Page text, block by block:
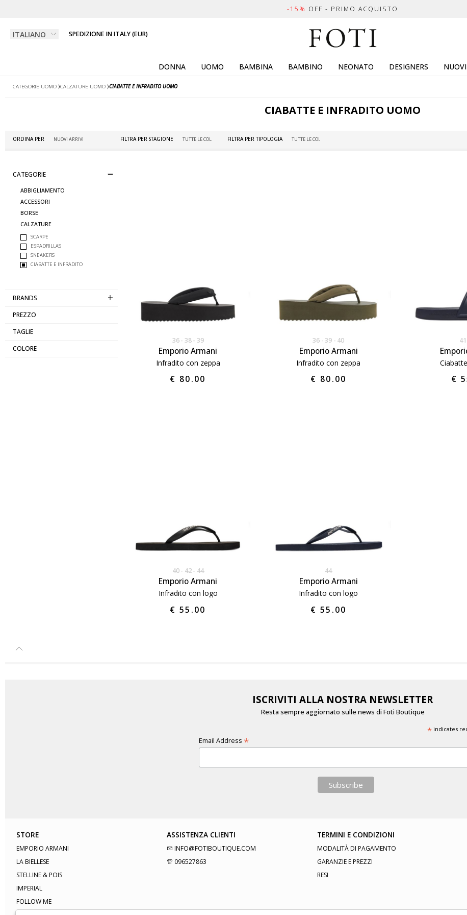
-15% OFF - PRIMO ACQUISTO
SPEDIZIONE IN ITALY (EUR)
DONNA UOMO BAMBINA BAMBINO NEONATO DESIGNERS
CATEGORIE UOMO ⟩CALZATURE UOMO ⟩CIABATTE E INFRADITO UOMO
CIABATTE E INFRADITO UOMO
ORDINA PER FILTRA PER STAGIONE FILTRA PER TIPOLOGIA
CATEGORIE
ABBIGLIAMENTO
ACCESSORI
BORSE
CALZATURE
SCARPE
ESPADRILLAS
SNEAKERS
CIABATTE E INFRADITO
BRANDS
PREZZO
TAGLIE
COLORE
36 38 39
Emporio Armani
Infradito con zeppa
€ 80.00
36 39 40
Emporio Armani
Infradito con zeppa
€ 80.00
41
€
40 42 44
Emporio Armani
Infradito con logo
€ 55.00
44
Emporio Armani
Infradito con logo
€ 55.00
ISCRIVITI ALLA NOSTRA NEWSLETTER
Resta sempre aggiornato sulle news di Foti Boutique
*indicates
Email Address *
STORE
EMPORIO ARMANI
LA BIELLESE
STELLINE & POIS
IMPERIAL
FOLLOW ME
ASSISTENZA CLIENTI
INFO@FOTIBOUTIQUE.COM
096527863
TERMINI E CONDIZIONI
MODALITÀ DI PAGAMENTO
GARANZIE E PREZZI
RESI